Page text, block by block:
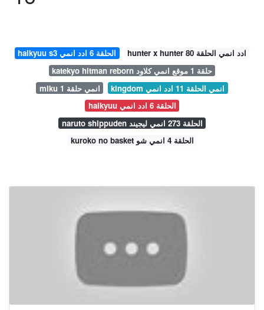
haikyuu s3 الحلقة 6 ادد انمي
hunter x hunter ادد انمي الحلقة 80
katekyo hitman reborn حلقة 1 موقع انمي كلاود
miku انمي حلقة 1
kingdom انمي الحلقة 11 ادد انمي
haikyuu الحلقة 6 ادد انمي
naruto shippuden الحلقة 273 انمي ليجيند
kuroko no basket الحلقة 4 انمي شو